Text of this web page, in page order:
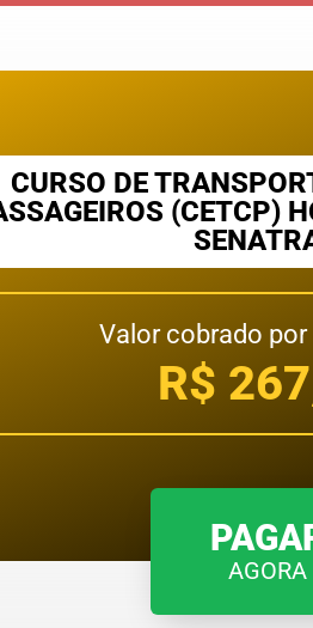
CURSO DE
(CETCP)
Valor cobrado por
R$
AGORA